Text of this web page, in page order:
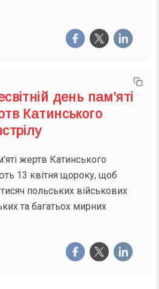
день пам’яті
Катинського
жертв Катинського
13 квітня щороку, щоб
польських військових
та багатьох мирних